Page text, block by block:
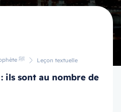
Le résumé de la biographie du Prophète ﷺ Leçon textuelle
ils sont au nombre de